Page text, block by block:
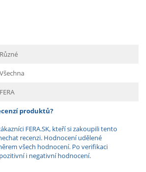
Různé
Všechna
FERA
produktů?
FERA.SK, kteří si zakoupili tento
recenzi. Hodnocení udělené
všech hodnocení. Po verifikaci
i negativní hodnocení.